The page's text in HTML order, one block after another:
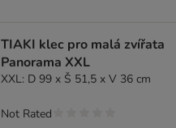
TIAKI klec pro malá zvířata
Panorama XXL
XXL: D 99 x Š 51,5 x V 36 cm
Not Rated